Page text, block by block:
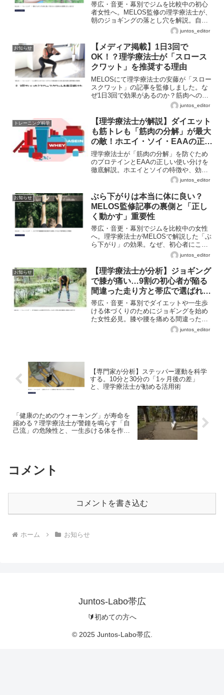
帯広・音更・幕別でジムを比較中の初心
者女性へ。MELOS監修の理学療法士が、
朝のジョギングの落とし穴を解説。自己
流の運動で体を痛める前に、プロによる
身体分析の重要性を知ってください。
juntos_editor
お知らせ
【メディア掲載】1日3回で
OK！？理学療法士が「スロース
クワット」を推奨する理由
MELOSにて理学療法士の安藤が「スロー
スクワット」の記事を監修しました。な
ぜ1日3回で効果があるのか？筋肉への生
理学的な作用と、膝を痛めないための正
しいフォームについて詳しく解説してい
ます。
juntos_editor
トレーニング科学
【理学療法士が解説】ダイエット
も筋トレも「筋肉の分解」が最大
の敵！ホエイ・ソイ・EAAの正し
い使い分けと、結果を出すための
黄金ルール
理学療法士が「筋肉の分解」を防ぐため
のプロテインとEAAの正しい使い分けを
徹底解説。ホエイとソイの特徴や、効果
を最大化する摂取タイミング、1日の必要
すための『黄金ルール』を公開します。
juntos_editor
お知らせ
ぶら下がりは本当に体に良い？
MELOS監修記事の裏側と「正し
く動かす」重要性
帯広・音更・幕別でジムを比較中の女性
へ。理学療法士がMELOSで解説した「ぶ
ら下がり」の効果。なぜ、初心者にこそ
「正しくぶら下がる」分析が必要なの
か、専門家が詳しく解説します。
juntos_editor
お知らせ
【理学療法士が分析】ジョギング
で膝が痛い…9割の初心者が陥る
間違った走り方と帯広で選ばれる
パーソナルジムの解決策
帯広・音更・幕別でダイエットや一生歩
ける体づくりのためにジョギングを始め
た女性必見。膝や腰を痛める間違った走
り方とは？MELOS監修の理学療法士が、
自己流を脱してリバウンドしない体をつ
juntos_editor
【専門家が分析】ステッパー運動を科学
する。10分と30分の「1ヶ月後の差」
と、理学療法士が勧める活用術
「健康のためのウォーキング」が寿命を
縮める？理学療法士が警鐘を鳴らす「自
己流」の危険性と、一生歩ける体を作る
コメント
コメントを書き込む
ホーム お知らせ
Juntos-Labo帯広
🔰初めての方へ
© 2025 Juntos-Labo帯広.